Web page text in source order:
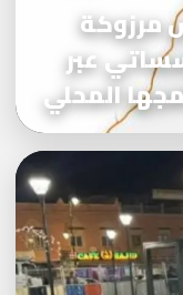
مرزوكة
عبر
المحلي